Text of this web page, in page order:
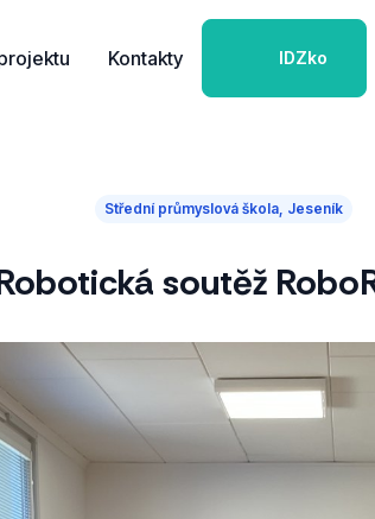
Kontakty IDZko
Střední průmyslová škola, Jeseník
soutěž